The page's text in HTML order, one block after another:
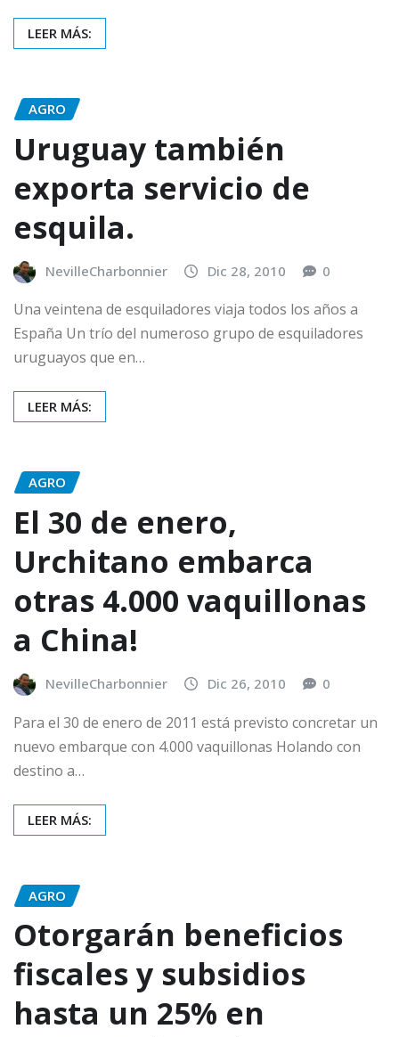
LEER MÁS:
AGRO
Uruguay también
exporta servicio de
esquila.
NevilleCharbonnier Dic 28, 2010 0
Una veintena de esquiladores viaja todos los años a
España Un trío del numeroso grupo de esquiladores
uruguayos que en…
LEER MÁS:
AGRO
El 30 de enero,
Urchitano embarca
otras 4.000 vaquillonas
a China!
NevilleCharbonnier Dic 26, 2010 0
Para el 30 de enero de 2011 está previsto concretar un
nuevo embarque con 4.000 vaquillonas Holando con
destino a…
LEER MÁS:
AGRO
Otorgarán beneficios
fiscales y subsidios
hasta un 25% en